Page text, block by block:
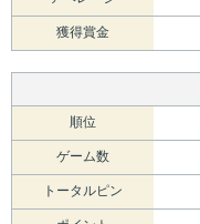
獲得賞金
順位
ゲーム数
トータルピン